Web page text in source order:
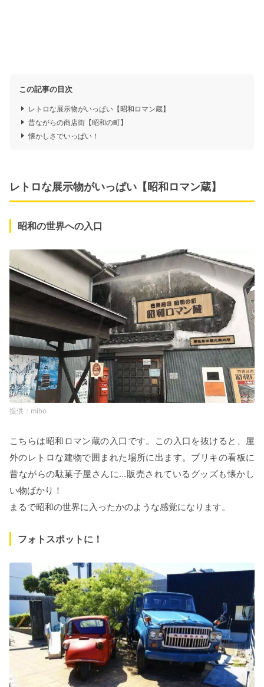
この記事の目次
レトロな展示物がいっぱい【昭和ロマン蔵】
昔ながらの商店街【昭和の町】
懐かしさでいっぱい！
レトロな展示物がいっぱい【昭和ロマン蔵】
昭和の世界への入口
miho
こちらは昭和ロマン蔵の入口です。この入口を抜けると、屋
外のレトロな建物で囲まれた場所に出ます。ブリキの看板に
昔ながらの駄菓子屋さんに…販売されているグッズも懐かし
い物ばかり！
まるで昭和の世界に入ったかのような感覚になります。
フォトスポットに！